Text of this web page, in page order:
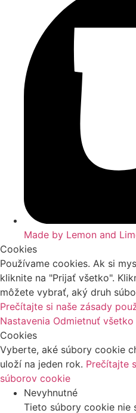
Made by Lemon and
Cookies
Používame cookies. Ak si
kliknite na "Prijať všetko".
môžete vybrať, aký druh
Prečítajte si naše zásady
Nastavenia Odmietnuť všetko
Cookies
Vyberte, aké súbory cookie
uloží na jeden rok. Prečítajte
súborov cookie
Nevyhnutné
Tieto súbory cookie nie